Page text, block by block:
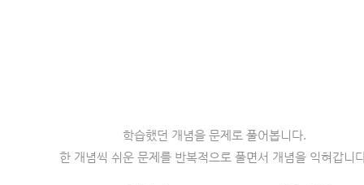
학습했던 개념을 문제로 풀어봅니다.
한 개념씩 쉬운 문제를 반복적으로 풀면서 개념을 익혀갑니